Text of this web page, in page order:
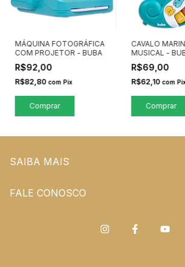
MÁQUINA FOTOGRÁFICA
COM PROJETOR - BUBA
R$92,00
R$82,80 com Pix
CAVALO
MUSICAL -
R$69,00
R$62,10 com
SAIBA MAIS
FALE CONOSCO